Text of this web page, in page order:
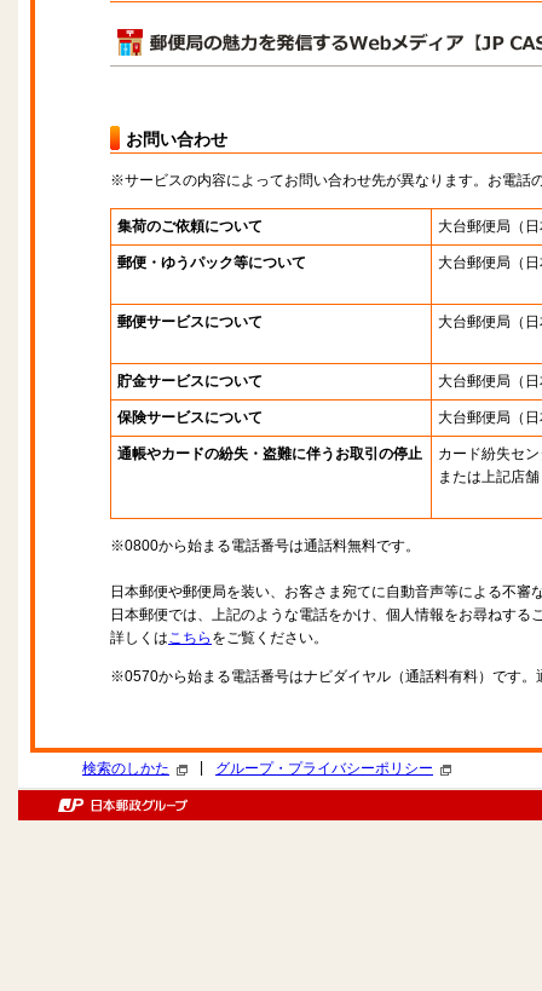
お問い合わせ
※サービスの内容によってお問い合わせ先が異なります。お電話
集荷のご依頼について 大台郵便局 （
郵便・ゆうパック等について 大台郵便局 （
郵便サービスについて 大台郵便局 （
貯金サービスについて 大台郵便局 （
保険サービスについて 大台郵便局 （
通帳やカードの紛失・盗難に伴うお取引の停止
カード紛失セ
または上記店舗
※0800から始まる電話番号は通話料無料です。
日本郵便や郵便局を装い、お客さま宛てに自動音声等による不審
日本郵便では、上記のような電話をかけ、個人情報をお尋ねする
詳しくはこちら をご覧ください。
※0570から始まる電話番号はナビダイヤル（通話料有料）です
検索のしかた グループ・プライバシーポリシー